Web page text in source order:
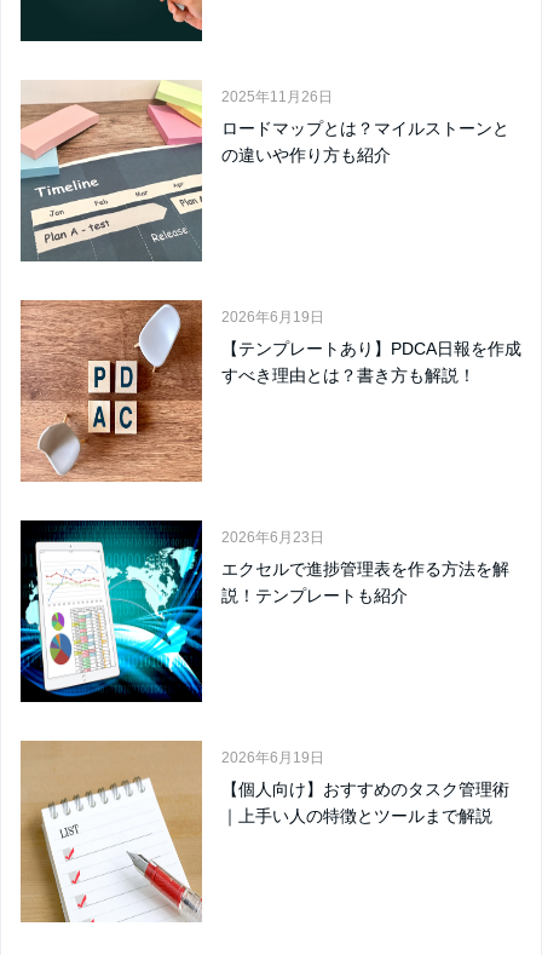
2025年11月26日
ロードマップとは？マイルストーンと
の違いや作り方も紹介
2026年6月19日
【テンプレートあり】PDCA日報を作成
すべき理由とは？書き方も解説！
2026年6月23日
エクセルで進捗管理表を作る方法を解
説！テンプレートも紹介
2026年6月19日
【個人向け】おすすめのタスク管理術
｜上手い人の特徴とツールまで解説